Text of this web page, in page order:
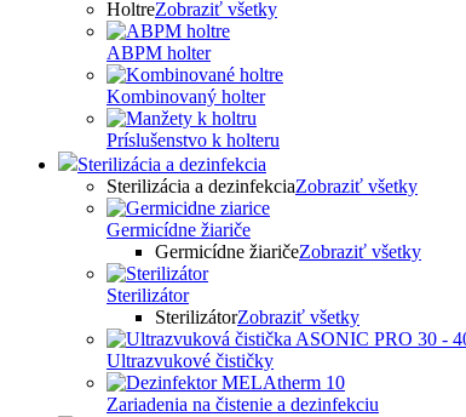
HoltreZobraziť všetky
ABPM holter
Kombinovaný holter
Príslušenstvo k holteru
Sterilizácia a dezinfekcia
Sterilizácia a dezinfekciaZobraziť všetky
Germicídne žiariče
Germicídne žiaričeZobraziť všetky
Sterilizátor
SterilizátorZobraziť všetky
Ultrazvukové čističky
Zariadenia na čistenie a dezinfekciu